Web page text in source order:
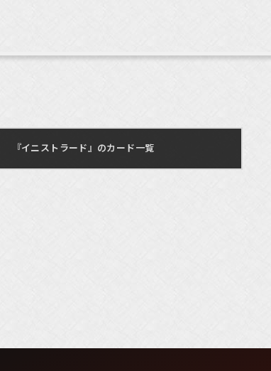
『イニストラード』のカード一覧